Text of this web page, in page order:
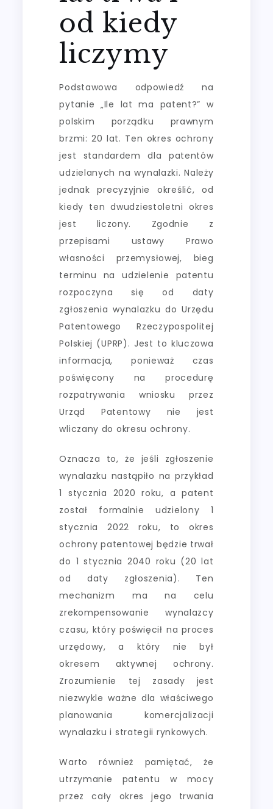
od kiedy
liczymy
Podstawowa odpowiedź na
pytanie „Ile lat ma patent?” w
polskim porządku prawnym
brzmi: 20 lat. Ten okres ochrony
jest standardem dla patentów
udzielanych na wynalazki. Należy
jednak precyzyjnie określić, od
kiedy ten dwudziestoletni okres
jest liczony. Zgodnie z
przepisami ustawy Prawo
własności przemysłowej, bieg
terminu na udzielenie patentu
rozpoczyna się od daty
zgłoszenia wynalazku do Urzędu
Patentowego Rzeczypospolitej
Polskiej (UPRP). Jest to kluczowa
informacja, ponieważ czas
poświęcony na procedurę
rozpatrywania wniosku przez
Urząd Patentowy nie jest
wliczany do okresu ochrony.
Oznacza to, że jeśli zgłoszenie
wynalazku nastąpiło na przykład
1 stycznia 2020 roku, a patent
został formalnie udzielony 1
stycznia 2022 roku, to okres
ochrony patentowej będzie trwał
do 1 stycznia 2040 roku (20 lat
od daty zgłoszenia). Ten
mechanizm ma na celu
zrekompensowanie wynalazcy
czasu, który poświęcił na proces
urzędowy, a który nie był
okresem aktywnej ochrony.
Zrozumienie tej zasady jest
niezwykle ważne dla właściwego
planowania komercjalizacji
wynalazku i strategii rynkowych.
Warto również pamiętać, że
utrzymanie patentu w mocy
przez cały okres jego trwania